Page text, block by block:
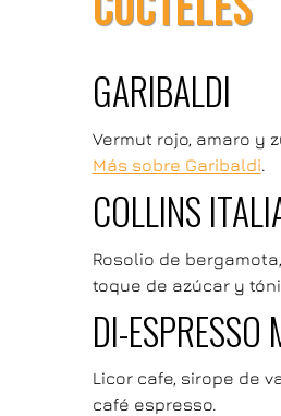
GARIBALDI
Vermut rojo, amaro y
Más sobre Garibaldi.
COLLINS
Rosolio de
toque de azúcar y
DI-ESPRESSO
Licor cafe, sirope de
café espresso.